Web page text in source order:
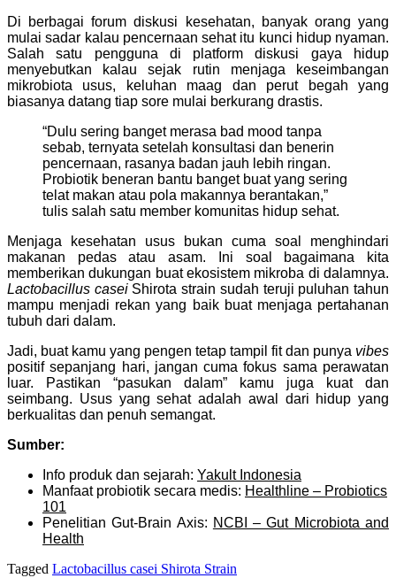
Di berbagai forum diskusi kesehatan, banyak orang yang
mulai sadar kalau pencernaan sehat itu kunci hidup nyaman.
Salah satu pengguna di platform diskusi gaya hidup
menyebutkan kalau sejak rutin menjaga keseimbangan
mikrobiota usus, keluhan maag dan perut begah yang
biasanya datang tiap sore mulai berkurang drastis.
“Dulu sering banget merasa bad mood tanpa
sebab, ternyata setelah konsultasi dan benerin
pencernaan, rasanya badan jauh lebih ringan.
Probiotik beneran bantu banget buat yang sering
telat makan atau pola makannya berantakan,”
tulis salah satu member komunitas hidup sehat.
Menjaga kesehatan usus bukan cuma soal menghindari
makanan pedas atau asam. Ini soal bagaimana kita
memberikan dukungan buat ekosistem mikroba di dalamnya.
Lactobacillus caseiShirota strain sudah teruji puluhan tahun
mampu menjadi rekan yang baik buat menjaga pertahanan
tubuh dari dalam.
Jadi, buat kamu yang pengen tetap tampil fit dan punya vibes
positif sepanjang hari, jangan cuma fokus sama perawatan
luar. Pastikan “pasukan dalam” kamu juga kuat dan
seimbang. Usus yang sehat adalah awal dari hidup yang
berkualitas dan penuh semangat.
Sumber:
Info produk dan sejarah: Yakult Indonesia
Manfaat probiotik secara medis: Healthline – Probiotics
101
Penelitian Gut-Brain Axis: NCBI – Gut Microbiota and
Health
Tagged Lactobacillus casei Shirota Strain